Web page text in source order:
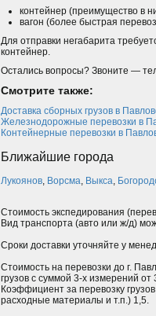
контейнер (преимущество в
вагон (более быстрая
Для отправки негабарита
контейнер.
Остались вопросы? Звоните —
Смотрите также:
Доставка сборных грузов в
Железнодорожные перевозки в
Контейнерные перевозки в
Ближайшие города
Лукоянов, Ворсма, Выкса,
Стоимость экспедирования
Вид транспорта (авто или ж/д)
Сроки доставки уточняйте у
Стоимость на перевозки до г.
грузов с суммой 3-х измерений
Коэффициент за перевозку
расходные материалы и т.п.) 1,5.